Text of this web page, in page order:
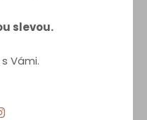
tmavě modré,
a také poskytuje
slevou.
Vámi.